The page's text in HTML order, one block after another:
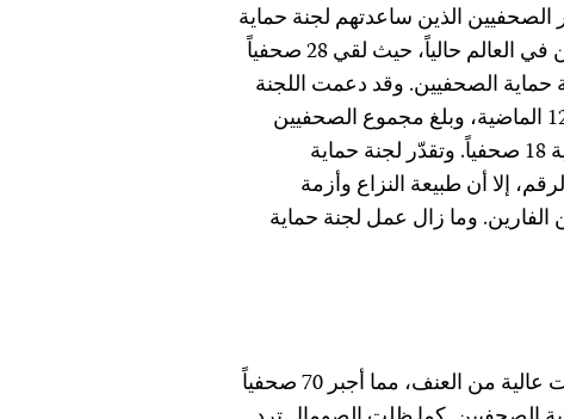
الذين ساعدتهم لجنة حماية
الصحفيين. وتعتبر سوريا هي البلد الأشد فتكاً بالصحفيين في العالم حالياً، حيث لقي 28 صحفياً
وفقاً لأبحاث لجنة حماية الصحفيين. وقد دعمت اللجنة
خمسة صحفيين ممن فروا من سوريا خلال الأشهر الـ 12 الماضية، وبلغ مجموع الصحفيين
السوريين الذين ساعدتهم اللجنة خلال السنوات الماضية 18 صحفياً. وتقدّر لجنة حماية
إلا أن طبيعة النزاع وأزمة
الفارين. وما زال عمل لجنة حماية
تعاني الصومال التي تمزقها النزاعات أيضاً من مستويات عالية من العنف، مما أجبر 70 صحفياً